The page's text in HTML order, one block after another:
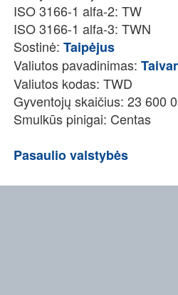
ISO 3166-1 alfa-2: TW
ISO 3166-1 alfa-3: TWN
Sostinė: Taipėjus
Valiutos pavadinimas:
Valiutos kodas: TWD
Gyventojų skaičius: 23 600
Smulkūs pinigai: Centas
Pasaulio valstybės